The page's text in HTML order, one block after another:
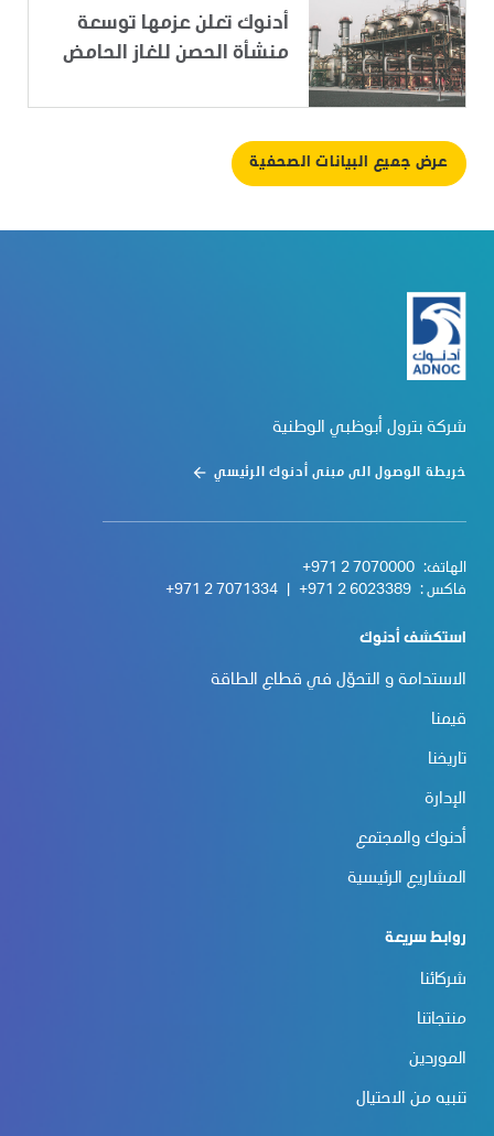
أدنوك تعلن عزمها توسعة
منشأة الحصن للغاز الحامض
عرض جميع البيانات الصحفية
شركة بترول أبوظبي الوطنية
خريطة الوصول الى مبنى أدنوك الرئيسي
الهاتف: +971 2 7070000
فاكس : +971 2 6023389
+971 2 7071334
استكشف أدنوك
الاستدامة و التحوّل في قطاع الطاقة
قيمنا
تاريخنا
الإدارة
أدنوك والمجتمع
المشاريع الرئيسية
روابط سريعة
شركائنا
منتجاتنا
الموردين
تنبيه من الاحتيال